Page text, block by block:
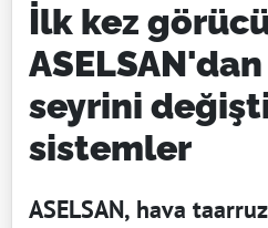
İlk kez
seyrini
sistemler
ASELSAN, hava